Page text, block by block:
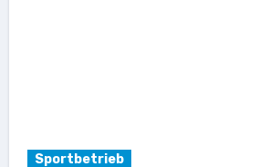
Sportbetrieb